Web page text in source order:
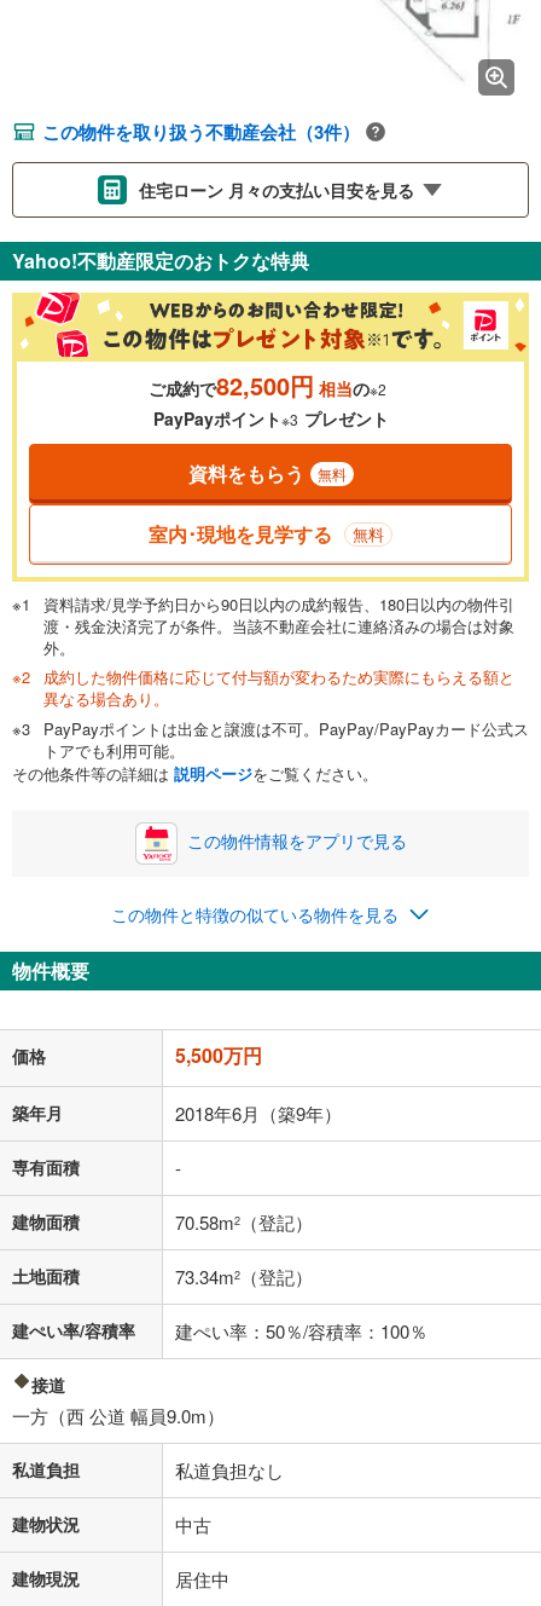
この物件を取り扱う不動産会社（3件）
住宅ローン 月々の支払い目安を見る
金利 ％
0.01%
一般的には最長35年まで借り入れ可能です。多くの金融機関
が完済時の年齢は80歳までを条件としています。
閉じる
頭金 万円
0万円 5,500万円
自己資金から住宅購入にかけられる金額を入力してくださ
い。一般的には物件価格の2割までが目安です。
閉じる
ボーナス
万円
0円
ナス時の増額分（1回分）を入力してください。
ボーナス払いの限度額は金融機関によって異なります。
閉じる
月々の返済額
上、ご自身での入力をお願いいたします。初期設定で自動入力されてい
る値は、実際の金融機関等における貸出金利とは何ら関係がなく、実際
の金融機関等における貸出金利を何ら保証するものではありません。返
適用した場合の計算結果を表示しています。
その他月額費用や、初期費用がかかります。ご注意ください。実際にお
借り入れの際は各金融機関等に、必ずご自身でご確認をお願いいたしま
す。
条件によってお借り入れができないことがあります。
不動産会社に購入相談をする 無料
Yahoo!不動産限定のおトクな特典
ご成約で82,500円 相当の※2
PayPayポイント※3 プレゼント
資料をもらう 無料
室内･現地を見学する 無料
資料請求/見学予約日から90日以内の成約報告、180日以内の物件引
渡・残金決済完了が条件。当該不動産会社に連絡済みの場合は対象
外。
成約した物件価格に応じて付与額が変わるため実際にもらえる額と
異なる場合あり。
PayPayポイントは出金と譲渡は不可。PayPay/PayPayカード公式ス
トアでも利用可能。
その他条件等の詳細は 説明ページをご覧ください。
この物件情報をアプリで見る
この物件と特徴の似ている物件を見る
物件概要
価格 5,500万円
築年月 2018年6月（築9年）
専有面積 -
建物面積 70.58m2 （登記）
土地面積 73.34m2 （登記）
建ぺい率/容積率 建ぺい率：50％/容積率：100％
接道
一方（西 公道 幅員9.0m）
私道負担 私道負担なし
建物状況 中古
建物現況 居住中